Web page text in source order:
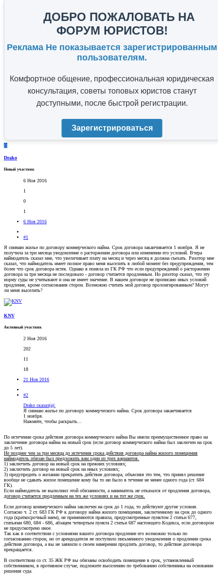
ДОБРО ПОЖАЛОВАТЬ НА
ФОРУМ ЮРИСТОВ!
Реклама Не показывается зарегистрированным
пользователям.
Комфортное общение, профессиональная юридическая
консультация, советы топовых юристов станут
доступными, после быстрой регистрации.
Зарегистрироваться
D
Drako
Новый участник
6 Ноя 2016
1
0
1
6 Ноя 2016
#1
Я снимаю жилье по договору коммерческого найма. Срок договора заканчивается 1 ноября. Я не
получила за три месяца уведомление о расторжении договора или изменении его условий. Вчера
наймодатель сказал мне, что увеличивает плату на месяц и через месяц я должна съехать. Риэлтор мне
сказал, что наймодатель имеет полное право меня выселить в любой момент без предупреждения, тем
более что срок договора истек. Однако я поняла из ГК РФ что если предупреждений о расторжении
договора за три месяца не последовало - договор считается продленным. Но риэлтор сказал, что эту
норму суды не учитывают и она не имеет значение. В нашем договоре не прописано иных условий
продление, кроме согласования сторон. Возможно считать мой договор пролонгированным? Могут
ли меня выселить?
KNV
Активный участник
2 Ноя 2016
202
11
18
21 Ноя 2016
#2
Drako сказал(а):
Я снимаю жилье по договору коммерческого найма. Срок договора заканчивается
1 ноября.
Нажмите, чтобы раскрыть...
По истечении срока действия договора коммерческого найма Вы имели преимущественное право на
заключение договора найма на новый срок (если договор коммерческого найма был заключен на срок
до 5 лет).
Не позднее чем за три месяца до истечения срока действия договора найма жилого помещения
наймодатель обязан был предложить вам один из трех вариантов.
1) заключить договор на новый срок на прежних условиях;
2) заключить договор на новый срок на иных условиях;
3) предупредить о желании прекратить действие договора, объясняя это тем, что принял решение
вообще не сдавать жилое помещение кому бы то ни было в течение не менее одного года (ст. 684
ГК).
Если наймодатель не выполнил этой обязанности, а наниматель не отказался от продления договора,
договор считается продленным на тех же условиях и на тот же срок.
Если договор коммерческого найма заключен на срок до 1 года, то действуют другие условия.
Согласно ч. 2 ст. 683 ГК РФ к договору найма жилого помещения, заключенному на срок до одного
года (краткосрочный наем), не применяются правила, предусмотренные пунктом 2 статьи 677,
статьями 680, 684 - 686, абзацем четвертым пункта 2 статьи 687 настоящего Кодекса, если договором
не предусмотрено иное.
Так как в соответствии с условиями вашего договора продление его возможно только по
согласованию сторон, но от арендодателя не поступило письменного уведомления о продлении срока
действия договора, а вы не заявили о своем намерении продлить договор, то действие договора
прекращается.
В соответствии со ст. 35 ЖК РФ вы обязаны освободить помещение в срок, установленный
собственником, в противном случае, подлежите выселению по требованию собственника на основании
решения суда.